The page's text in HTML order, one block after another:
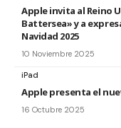
Apple invita al Reino
Battersea» y a
Navidad 2025
10 Noviembre 2025
iPad
Apple presenta el
16 Octubre 2025